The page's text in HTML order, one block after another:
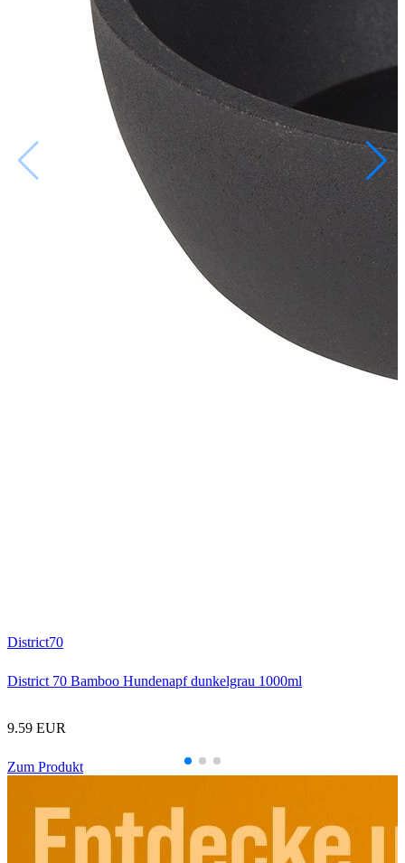
District70
District 70 Bamboo Hundenapf dunkelgrau 1000ml
9.59 EUR
Zum Produkt